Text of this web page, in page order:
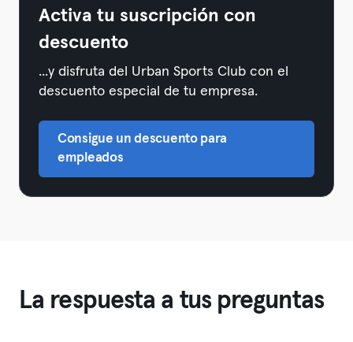
Activa tu suscripción con
descuento
...y disfruta del Urban Sports Club con el
descuento especial de tu empresa.
Consigue un descuento para
empleados
La respuesta a tus preguntas